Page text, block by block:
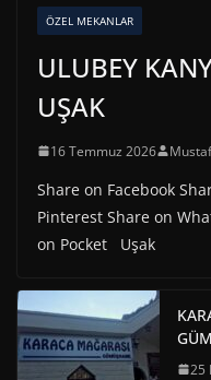
ÖZEL MEKANLAR
ULUBEY
UŞAK
16 Temmuz 2026
Share on Facebook
Pinterest Share on
on Pocket Uşak
25